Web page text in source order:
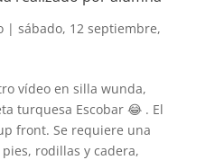
| sábado, 12 septiembre,
vídeo en silla wunda,
turquesa Escobar 😂 . El
front. Se requiere una
rodillas y cadera,